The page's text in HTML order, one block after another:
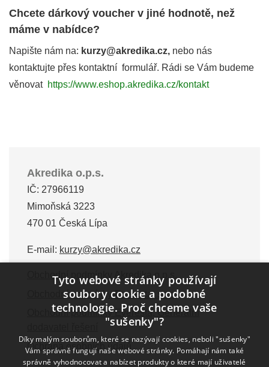
Chcete dárkový voucher v jiné hodnotě, než
máme v nabídce?
Napište nám na: kurzy@akredika.cz, nebo nás
kontaktujte přes kontaktní formulář. Rádi se Vám budeme
věnovat https://www.eshop.akredika.cz/kontakt
Akredika o.p.s.
IČ: 27966119
Mimoňská 3223
470 01 Česká Lípa
E-mail: kurzy@akredika.cz
Obchodní podmínky Akredika o.p.s.
Obchodní podmínky Everesta, s.r.o.
Obchodní podmínky Everesta, Generální
Ochrana osobních údajů
Tyto webové stránky používají
soubory cookie a podobné
technologie. Proč chceme vaše
"sušenky"?
Díky malým souborům, které se nazývají cookies, neboli "sušenky"
Vám správně fungují naše webové stránky. Pomáhají nám také
správně vyhodnocovat a nabízet produkty o které mají uživatelé